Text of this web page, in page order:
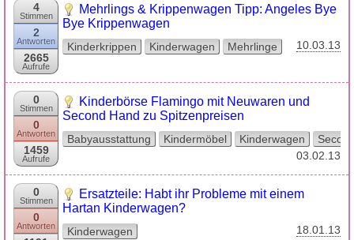
4
Stimmen
2
Antworten
2665
Aufrufe
Mehrlings & Krippenwagen Tipp: Angeles Bye
Bye Krippenwagen
Kinderkrippen Kinderwagen Mehrlinge 10.03.13
0
Stimmen
0
Antworten
1459
Aufrufe
Kinderbörse Flamingo mit Neuwaren und
Second Hand zu Spitzenpreisen
Babyausstattung Kindermöbel Kinderwagen
03.02.13
0
Stimmen
0
Antworten
Ersatzteile: Habt ihr Probleme mit einem
Hartan Kinderwagen?
Kinderwagen 18.01.13